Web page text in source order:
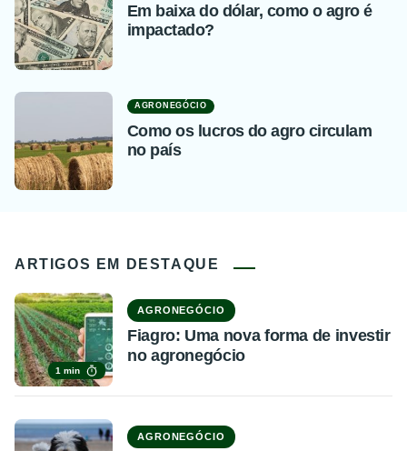
Em baixa do dólar, como o agro é
impactado?
AGRONEGÓCIO
Como os lucros do agro circulam
no país
ARTIGOS EM DESTAQUE
1 min
AGRONEGÓCIO
Fiagro: Uma nova forma de investir
no agronegócio
AGRONEGÓCIO